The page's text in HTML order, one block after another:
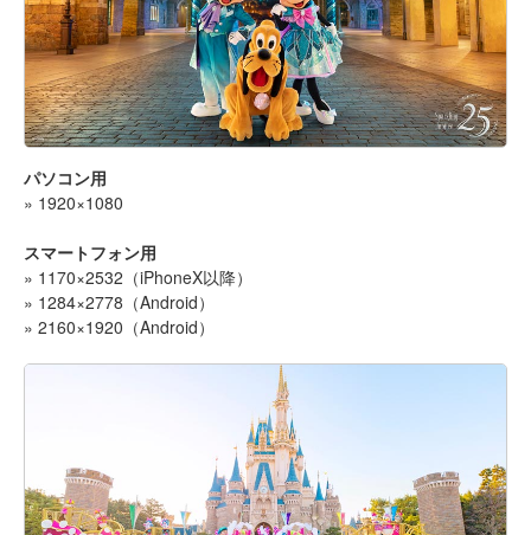
パソコン用
» 1920×1080
スマートフォン用
» 1170×2532（iPhoneX以降）
» 1284×2778（Android）
» 2160×1920（Android）